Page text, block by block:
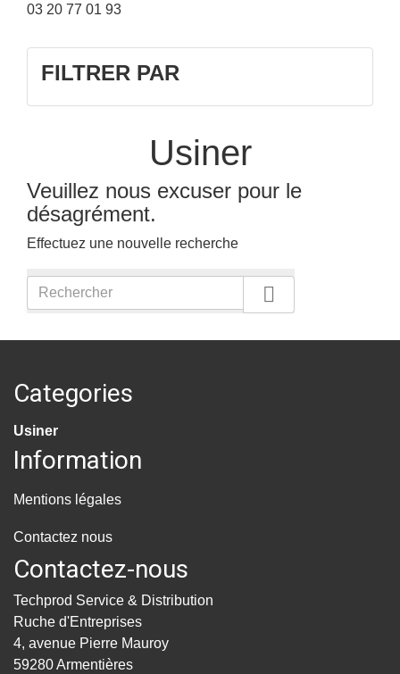
03 20 77 01 93
FILTRER PAR
Usiner
Veuillez nous excuser pour le
désagrément.
Effectuez une nouvelle recherche

Categories
Usiner
Information
Mentions légales
Contactez nous
Contactez-nous
Techprod Service & Distribution
Ruche d'Entreprises
4, avenue Pierre Mauroy
59280 Armentières